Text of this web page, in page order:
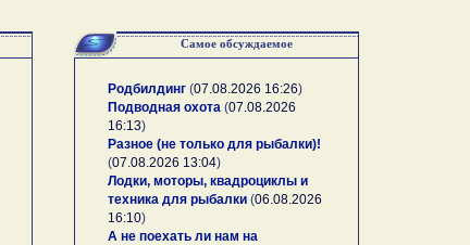
Самое обсуждаемое
Родбилдинг(07.08.2026 16:26)
Подводная охота(07.08.2026
16:13)
Разное (не только для рыбалки)!
(07.08.2026 13:04)
Лодки, моторы, квадроциклы и
техника для рыбалки(06.08.2026
16:10)
А не поехать ли нам на